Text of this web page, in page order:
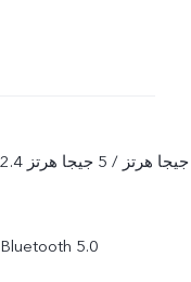
2.4 جيجا هرتز / 5 جيجا هرتز
Bluetooth 5.0